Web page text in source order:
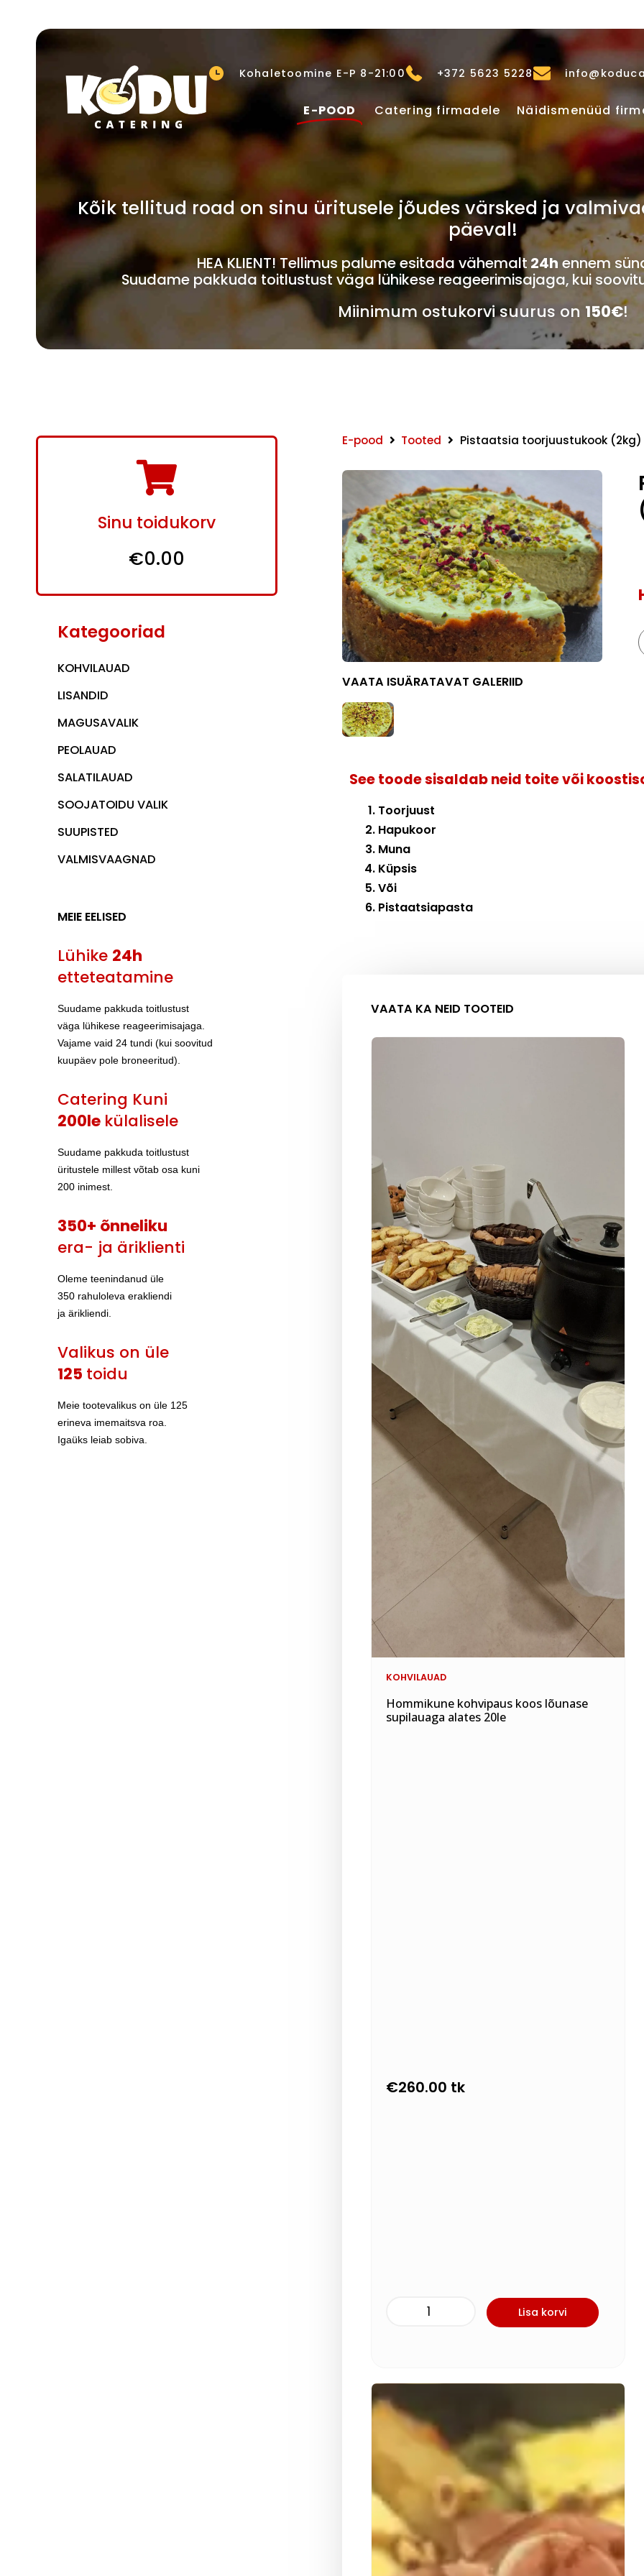
Kohaletoomine E-P 8-21:00 +372 5623 5228
E-POOD Catering firmadele Näidismenüüd
Kõik tellitud road on sinu üritusele jõudes värsked ja
päeval!
HEA KLIENT! Tellimus palume esitada vähemalt 24h ennem
Suudame pakkuda toitlustust väga lühikese reageerimisajaga, kui
Miinimum ostukorvi suurus on 150€!
Sinu toidukorv
€0.00
Kategooriad
KOHVILAUAD
LISANDID
MAGUSAVALIK
PEOLAUAD
SALATILAUAD
SOOJATOIDU VALIK
SUUPISTED
VALMISVAAGNAD
MEIE EELISED
Lühike 24h
etteteatamine
Suudame pakkuda toitlustust
väga lühikese reageerimisajaga.
Vajame vaid 24 tundi (kui soovitud
kuupäev pole broneeritud).
Catering Kuni
200le külalisele
Suudame pakkuda toitlustust
üritustele millest võtab osa kuni
200 inimest.
350+ õnneliku
era- ja äriklienti
Oleme teenindanud üle
350 rahuloleva erakliendi
ja ärikliendi.
Valikus on üle
125 toidu
Meie tootevalikus on üle 125
erineva imemaitsva roa.
Igaüks leiab sobiva.
E-pood Tooted Pistaatsia toorjuustukook (2kg)
VAATA ISUÄRATAVAT GALERIID
See toode sisaldab neid toite või
Toorjuust
Hapukoor
Muna
Küpsis
Või
Pistaatsiapasta
VAATA KA NEID TOOTEID
KOHVILAUAD
Hommikune kohvipaus koos lõunase
supilauaga alates 20le
€260.00 tk
Lisa korvi